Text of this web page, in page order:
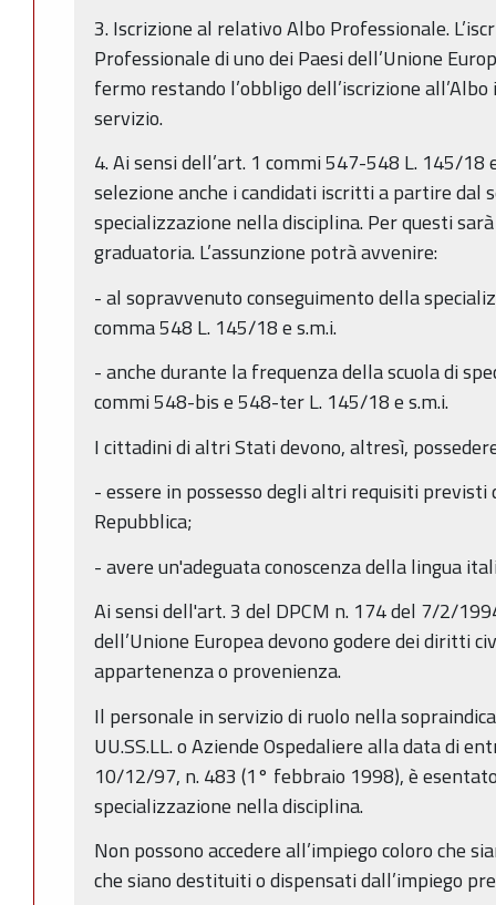
3. Iscrizione al relativo Albo Professionale.
Professionale di uno dei Paesi dell’Unione
fermo restando l’obbligo dell’iscrizione
servizio.
4. Ai sensi dell’art. 1 commi 547-548 L. 145/18
selezione anche i candidati iscritti a partire dal
specializzazione nella disciplina. Per questi
graduatoria. L’assunzione potrà avvenire:
- al sopravvenuto conseguimento della
comma 548 L. 145/18 e s.m.i.
- anche durante la frequenza della scuola di
commi 548-bis e 548-ter L. 145/18 e s.m.i.
I cittadini di altri Stati devono, altresì,
- essere in possesso degli altri requisiti
Repubblica;
- avere un'adeguata conoscenza della lingua
Ai sensi dell'art. 3 del DPCM n. 174 del 7/2/
dell’Unione Europea devono godere dei diritti
appartenenza o provenienza.
Il personale in servizio di ruolo nella
UU.SS.LL. o Aziende Ospedaliere alla data di
10/12/97, n. 483 (1° febbraio 1998), è
specializzazione nella disciplina.
Non possono accedere all’impiego coloro che
che siano destituiti o dispensati dall’impiego